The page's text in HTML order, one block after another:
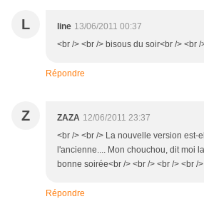
L line 13/06/2011 00:37
<br /> <br /> bisous du soir<br /> <br /
Répondre
Z ZAZA 12/06/2011 23:37
<br /> <br /> La nouvelle version est-
l'ancienne.... Mon chouchou, dit moi
bonne soirée<br /> <br /> <br /> <br />
Répondre